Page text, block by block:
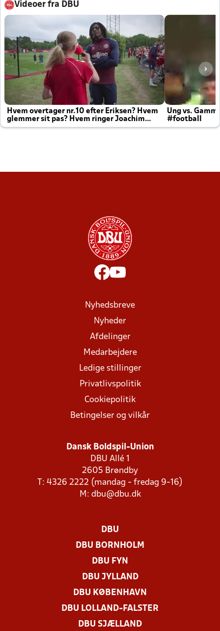
Videoer fra DBU
Hvem overtager nr.10 efter Eriksen? Hvem
glemmer sit pas? Hvem ringer Joachim
altid til efter kampe?
Ung vs.
#football
Nyhedsbreve
Nyheder
Afdelinger
Medarbejdere
Ledige stillinger
Privatlivspolitik
Cookiepolitik
Betingelser og vilkår
Dansk Boldspil-Union
DBU Allé 1
2605 Brøndby
T: 4326 2222 (mandag - fredag 9-16)
M: dbu@dbu.dk
DBU
DBU BORNHOLM
DBU FYN
DBU JYLLAND
DBU KØBENHAVN
DBU LOLLAND-FALSTER
DBU SJÆLLAND